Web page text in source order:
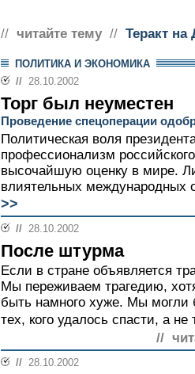
// читайте тему // Теракт на
ПОЛИТИКА И ЭКОНОМИКА
// 28.10.2002
Торг был неуместен
Проведение спецоперации
Политическая воля
профессионализм
высочайшую оценку в мире.
влиятельных международных
>>
// 28.10.2002
После штурма
Если в стране объявляется
Мы переживаем трагедию,
быть намного хуже. Мы могли
тех, кого удалось спасти, а не
//
// 28.10.2002